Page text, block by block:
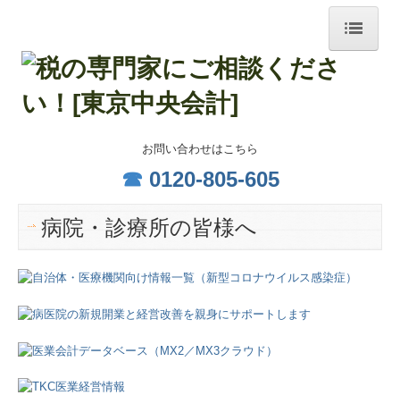
トップページ
事務所紹介
職員紹介
業務案内
お問い合わせはこちら
☎ 0120-805-605
病院・診療所の皆様へ